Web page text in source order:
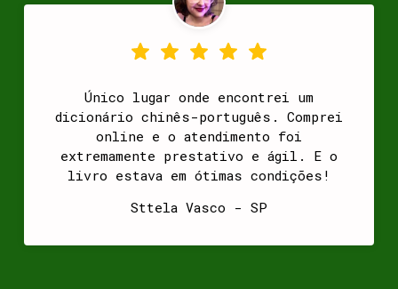
Único lugar onde encontrei um
dicionário chinês-português. Comprei
online e o atendimento foi
extremamente prestativo e ágil. E o
livro estava em ótimas condições!
Sttela Vasco - SP